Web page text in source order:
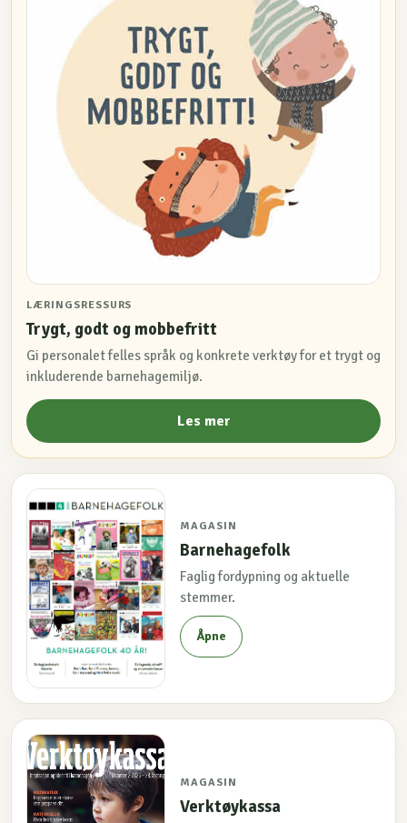
LÆRINGSRESSURS
Trygt, godt og mobbefritt
Gi personalet felles språk og konkrete verktøy for et trygt og
inkluderende barnehagemiljø.
Les mer
MAGASIN
Barnehagefolk
Faglig fordypning og aktuelle
stemmer.
Åpne
MAGASIN
Verktøykassa